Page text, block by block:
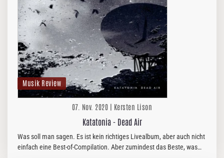
Musik Review
07. Nov. 2020 | Kersten Lison
Katatonia - Dead Air
Was soll man sagen. Es ist kein richtiges Livealbum, aber auch nicht
einfach eine Best-of-Compilation. Aber zumindest das Beste, was